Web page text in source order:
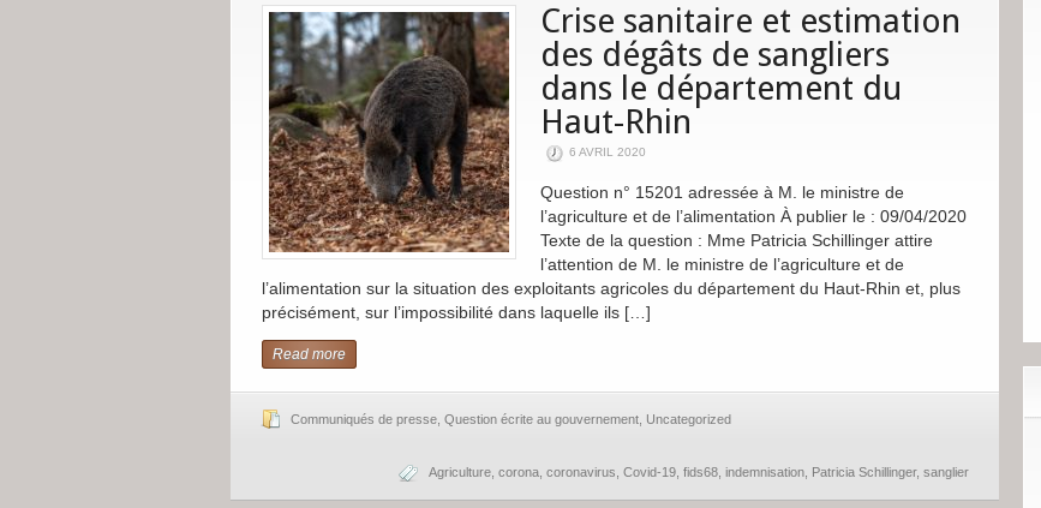
Crise sanitaire et estimation
des dégâts de sangliers
dans le département du
Haut-Rhin
6 AVRIL 2020
Question n° 15201 adressée à M. le ministre de
l’agriculture et de l’alimentation À publier le : 09/04/2020
Texte de la question : Mme Patricia Schillinger attire
l’attention de M. le ministre de l’agriculture et de
l’alimentation sur la situation des exploitants agricoles du département du Haut-Rhin et, plus
précisément, sur l’impossibilité dans laquelle ils […]
Read more
Communiqués de presse Question écrite au gouvernement Uncategorized
Agriculture corona coronavirus Covid-19 fids68 indemnisation Patricia Schillinger, sanglier